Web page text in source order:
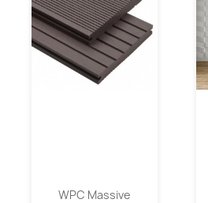
WPC Massive